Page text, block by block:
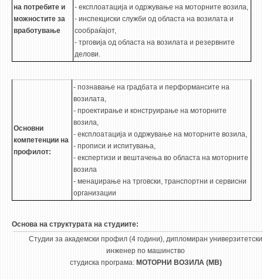
НАСТАВЕН КАДАР
РЕДОВНИ ПРОФ.
ВОНРЕДНИ ПРОФ.
ДОЦЕНТИ
ПЕНЗИОНИРАН КАДАР
IN MEMORIAM
I ЦИКЛУС - ДОДИПЛОМСКИ
II ЦИКЛУС - ПОСЛЕДИПЛОМСКИ
III ЦИКЛУС - ДОКТОРСКИ
на потребите и
можностите за
вработување
- експлоатација и одржување на моторните возила,
- инспекциски служби од областа на возилата и
сообраќајот,
- трговија од областа на возилата и резервните
делови.
Основни
компетенции на
профилот:
- познавање на градбата и перформансите на
возилата,
- проектирање и конструирање на моторните
возила,
- експлоатација и одржување на моторните возила,
- прописи и испитувања,
- експертизи и вештачења во областа на моторните
возила
- менаџирање на трговски, транспортни и сервисни
организации
Основа на структурата на студиите:
Студии за академски профил (4 години), дипломиран универзитетски
инженер по машинство
студиска програма: МОТОРНИ ВОЗИЛА (МВ)